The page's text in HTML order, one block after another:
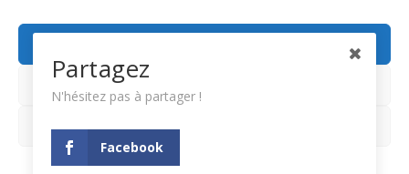
Voir les préférences
de
4,50 €
à
40,50 €
ACCUEIL MON COMPTE
A PROPOS
Partagez
N'hésitez pas à partager !
Facebook